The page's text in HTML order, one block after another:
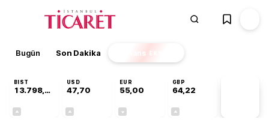
Bugün Son Dakika Finans EKSTRA
BIST
13.798,82
USD
47,70
EUR
55,00
GBP
64,22